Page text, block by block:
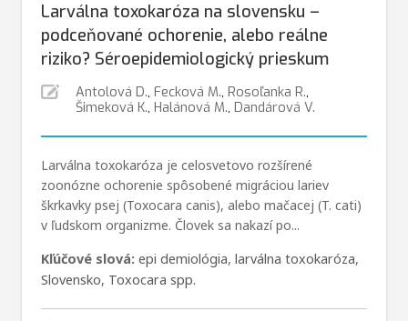
Larválna toxokaróza na slovensku –
podceňované ochorenie, alebo reálne
riziko? Séroepidemiologický prieskum
Antolová D., Fecková M., Rosoľanka R.,
Šimeková K., Halánová M., Dandárová V.
Larválna toxokaróza je celosvetovo rozšírené
zoonózne ochorenie spôsobené migráciou lariev
škrkavky psej (Toxocara canis), alebo mačacej (T. cati)
v ľudskom organizme. Človek sa nakazí po...
Kľúčové slová: epi demiológia, larválna toxokaróza,
Slovensko, Toxocara spp.